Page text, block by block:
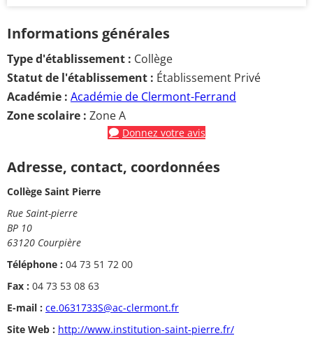
Informations générales
Type d'établissement : Collège
Statut de l'établissement : Établissement Privé
Académie : Académie de Clermont-Ferrand
Zone scolaire : Zone A
Donnez votre avis
Adresse, contact, coordonnées
Collège Saint Pierre
Rue Saint-pierre
BP 10
63120 Courpière
Téléphone : 04 73 51 72 00
Fax : 04 73 53 08 63
E-mail : ce.0631733S@ac-clermont.fr
Site Web : http://www.institution-saint-pierre.fr/